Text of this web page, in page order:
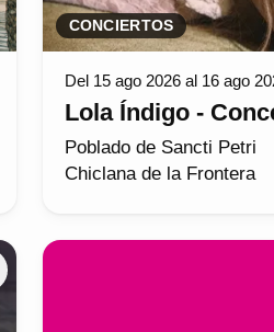
CONCIERTOS
Del 15 ago 2026 al 16 ago
Lola Índigo -
Poblado de Sancti Petri
Chiclana de la Frontera